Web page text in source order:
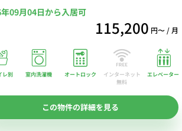
09月04日から入居可
115,200 円〜 / 月
レ別 室内洗濯機 オートロック
インターネット
無料
エレベーター
この物件の詳細を見る